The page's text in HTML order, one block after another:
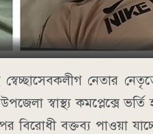
নেতার
স্বাস্থ্য কমপ্লেক্সে ভর্তি
বিরোধী বক্তব্য পাওয়া